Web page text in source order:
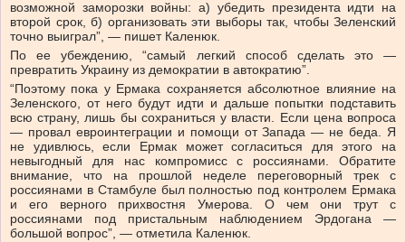
возможной заморозки войны: а) убедить президента идти на
второй срок, б) организовать эти выборы так, чтобы Зеленский
точно выиграл”, — пишет Каленюк.
По ее убеждению, “самый легкий способ сделать это —
превратить Украину из демократии в автократию”.
“Поэтому пока у Ермака сохраняется абсолютное влияние на
Зеленского, от него будут идти и дальше попытки подставить
всю страну, лишь бы сохраниться у власти. Если цена вопроса
— провал евроинтеграции и помощи от Запада — не беда. Я
не удивлюсь, если Ермак может согласиться для этого на
невыгодный для нас компромисс с россиянами. Обратите
внимание, что на прошлой неделе переговорный трек с
россиянами в Стамбуле был полностью под контролем Ермака
и его верного прихвостня Умерова. О чем они трут с
россиянами под пристальным наблюдением Эрдогана —
большой вопрос”, — отметила Каленюк.